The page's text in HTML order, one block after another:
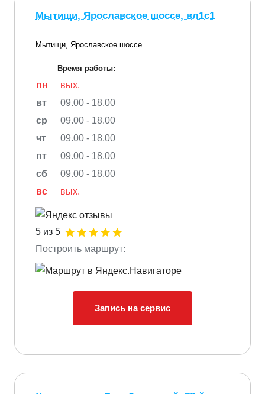
Мытищи, Ярославское шоссе, вл1с1
Мытищи, Ярославское шоссе
Время работы:
пн
вых.
вт
09.00 - 18.00
ср
09.00 - 18.00
чт
09.00 - 18.00
пт
09.00 - 18.00
сб
09.00 - 18.00
вс
вых.
5 из 5
Построить маршрут:
Запись на сервис